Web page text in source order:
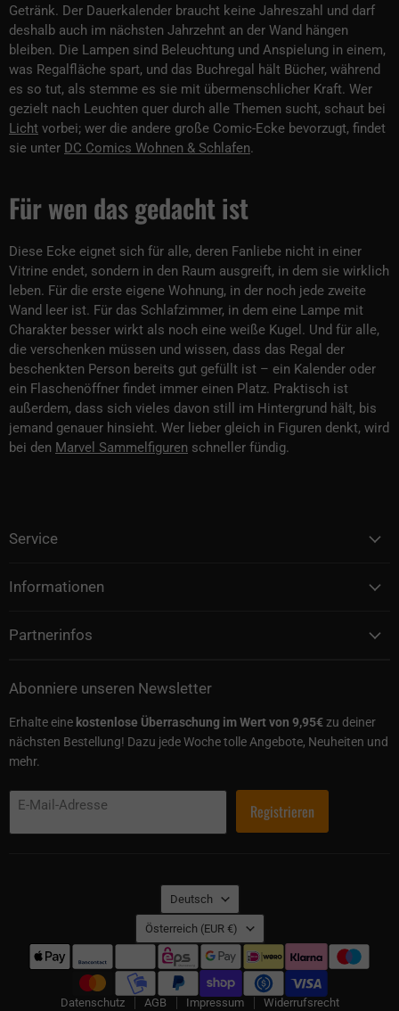
Getränk. Der Dauerkalender braucht keine Jahreszahl und darf
deshalb auch im nächsten Jahrzehnt an der Wand hängen
bleiben. Die Lampen sind Beleuchtung und Anspielung in einem,
was Regalfläche spart, und das Buchregal hält Bücher, während
es so tut, als stemme es sie mit übermenschlicher Kraft. Wer
gezielt nach Leuchten quer durch alle Themen sucht, schaut bei
Licht vorbei; wer die andere große Comic-Ecke bevorzugt, findet
sie unter DC Comics Wohnen & Schlafen.
Für wen das gedacht ist
Diese Ecke eignet sich für alle, deren Fanliebe nicht in einer
Vitrine endet, sondern in den Raum ausgreift, in dem sie wirklich
leben. Für die erste eigene Wohnung, in der noch jede zweite
Wand leer ist. Für das Schlafzimmer, in dem eine Lampe mit
Charakter besser wirkt als noch eine weiße Kugel. Und für alle,
die verschenken müssen und wissen, dass das Regal der
beschenkten Person bereits gut gefüllt ist – ein Kalender oder
ein Flaschenöffner findet immer einen Platz. Praktisch ist
außerdem, dass sich vieles davon still im Hintergrund hält, bis
jemand genauer hinsieht. Wer lieber gleich in Figuren denkt, wird
bei den Marvel Sammelfiguren schneller fündig.
Service
Informationen
Partnerinfos
Abonniere unseren Newsletter
Erhalte eine kostenlose Überraschung im Wert von 9,95€zu deiner
nächsten Bestellung! Dazu jede Woche tolle Angebote, Neuheiten und
mehr.
E-Mail-Adresse Registrieren
Sprache
Deutsch
Land
Österreich (EUR €)
Datenschutz AGB Impressum Widerrufsrecht